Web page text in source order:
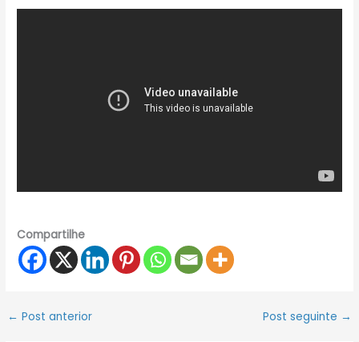
Compartilhe
← Post anterior Post seguinte →